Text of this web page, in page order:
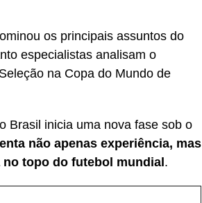
os principais assuntos do
especialistas analisam o
na Copa do Mundo de
Brasil inicia uma nova fase sob o
não apenas experiência, mas
no topo do futebol mundial.